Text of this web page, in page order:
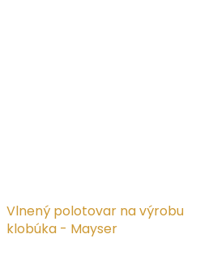
Vlnený polotovar na výrobu
klobúka - Mayser